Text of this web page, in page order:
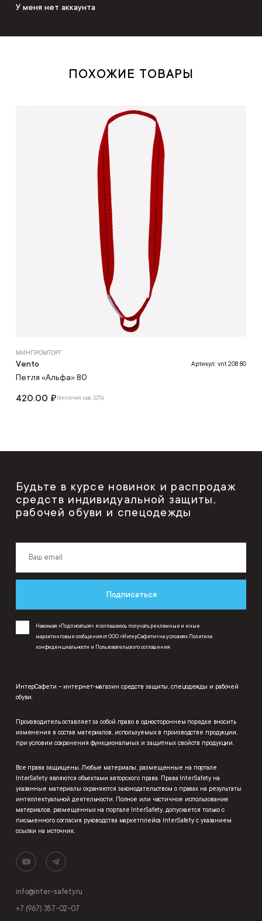
У меня нет аккаунта
ПОХОЖИЕ ТОВАРЫ
МИНПРОМТОРГ
Vento Артикул: vnt 208 80
Петля «Альфа» 80
420.00 ₽(включая ндс 22%)
Будьте в курсе новинок и распродаж
средств индивидуальной защиты,
рабочей обуви и спецодежды
Подписаться
Нажимая «Подписаться», я соглашаюсь получать рекламные и иные
маркетинговые сообщения от ООО «ИнтерСафети» на условиях Политики
конфиденциальности и Пользовательского соглашения
ИнтерСафети – интернет-магазин средств защиты, спецодежды и рабочей
обуви.
Производитель оставляет за собой право в одностороннем порядке вносить
изменения в состав материалов, используемых в производстве продукции,
при условии сохранения функциональных и защитных свойств продукции.
Все права защищены. Любые материалы, размещенные на портале
InterSafety являются объектами авторского права. Права InterSafety на
указанные материалы охраняются законодательством о правах на результаты
интеллектуальной деятельности. Полное или частичное использование
материалов, размещенных на портале InterSafety, допускается только с
письменного согласия руководства маркетплейса InterSafety с указанием
ссылки на источник.
info@inter-safety.ru
+7 (967) 357-02-07